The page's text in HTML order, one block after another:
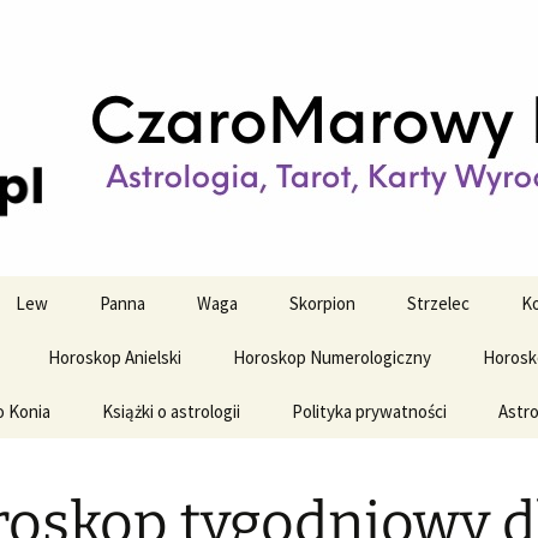
horoskop
i tygodniowy
Lew Panna Waga Skorpion Strzelec
Horoskop Anielski Horoskop Numerologiczny
Konia Książki o astrologii Polityka prywatności
tygodniowy